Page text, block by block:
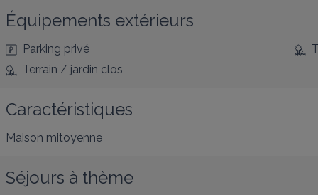
Équipements extérieurs
Parking privé
Terrain / jardin clos
Caractéristiques
Maison mitoyenne
Séjours à thème